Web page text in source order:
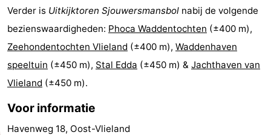
Verder is Uitkijktoren Sjouwersmansbol nabij de volgende
bezienswaardigheden: Phoca Waddentochten (±400 m),
Zeehondentochten Vlieland (±400 m), Waddenhaven
speeltuin (±450 m), Stal Edda (±450 m) & Jachthaven van
Vlieland (±450 m).
Voor informatie
Havenweg 18, Oost-Vlieland